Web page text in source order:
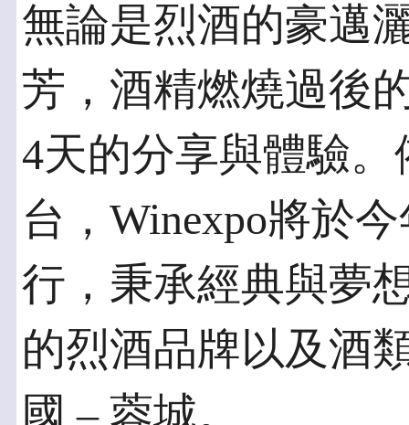
無論是烈酒的豪邁
芳，酒精燃燒過後
4天的分享與體驗
台，Winexpo將於
行，秉承經典與夢
的烈酒品牌以及酒
國 – 蓉城。